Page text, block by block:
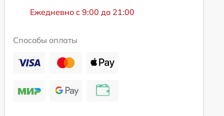
Ежедневно с 9:00 до 21:00
Способы оплаты